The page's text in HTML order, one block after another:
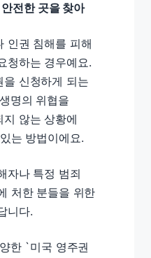
전한 곳을 찾아
인권 침해를 피해
청하는 경우예요.
을 신청하게 되는
명의 위협을
않는 상황에
는 방법이에요.
자나 특정 범죄
처한 분들을 위한
니다.
한 `미국 영주권